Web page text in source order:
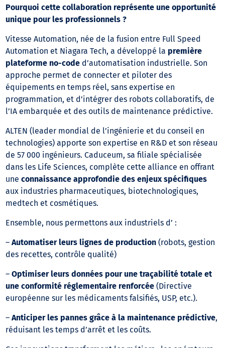
Pourquoi cette collaboration représente une opportunité
unique pour les professionnels ?
Vitesse Automation, née de la fusion entre Full Speed
Automation et Niagara Tech, a développé la première
plateforme no-code d’automatisation industrielle. Son
approche permet de connecter et piloter des
équipements en temps réel, sans expertise en
programmation, et d’intégrer des robots collaboratifs, de
l’IA embarquée et des outils de maintenance prédictive.
ALTEN (leader mondial de l’ingénierie et du conseil en
technologies) apporte son expertise en R&D et son réseau
de 57 000 ingénieurs. Caduceum, sa filiale spécialisée
dans les Life Sciences, complète cette alliance en offrant
uneconnaissance approfondie des enjeux spécifiques
aux industries pharmaceutiques, biotechnologiques,
medtech et cosmétiques.
Ensemble, nous permettons aux industriels d’ :
–Automatiser leurs lignes de production (robots, gestion
des recettes, contrôle qualité)
–Optimiser leurs données pour une traçabilité totale et
une conformité réglementaire renforcée (Directive
européenne sur les médicaments falsifiés, USP, etc.).
–Anticiper les pannes grâce à la maintenance prédictive,
réduisant les temps d’arrêt et les coûts.